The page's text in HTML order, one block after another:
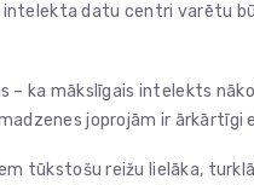
datu centri varētu
– ka mākslīgais intelekts
joprojām ir ārkārtīgi
tūkstošu reižu lielāka,